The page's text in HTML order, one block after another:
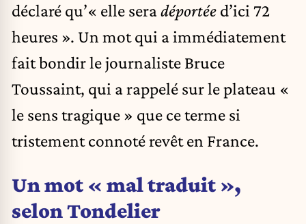
déclaré qu’« elle seradéportée d’ici 72
heures ». Un mot qui a immédiatement
fait bondir le journaliste Bruce
Toussaint, qui a rappelé sur le plateau «
le sens tragique » que ce terme si
tristement connoté revêt en France.
Un mot « mal traduit »,
selon Tondelier